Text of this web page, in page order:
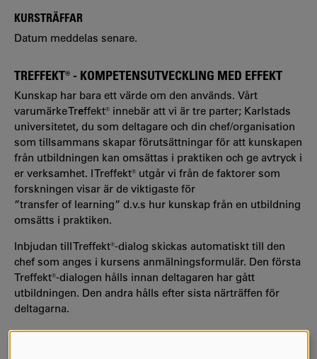
KURSTRÄFFAR
Datum meddelas senare.
TREFFEKT® - KOMPETENSUTVECKLING MED EFFEKT
Kunskap har bara ett värde om den används. Vårt
varumärke Treffekt® innebär att vi är tre parter; Karlstads
universitetet, du som deltagare och din chef/organisation
som tillsammans skapar förutsättningar för att kunskapen
från utbildningen kan omsättas i praktiken och ge avtryck i
er verksamhet. I Treffekt® utgår vi från de faktorer som
forskningen visar är de viktigaste för
”transfer of learning” d.v.s hur kunskap från en utbildning
omsätts i praktiken.
Inbjudan till Treffekt®-dialog skickas automatiskt till den
chef som anges i kursens anmälningsformulär. Den första
Treffekt®-dialogen hålls innan deltagaren har gått
utbildningen. Den andra hålls efter sista närträffen för
deltagarna.
Datum kommer